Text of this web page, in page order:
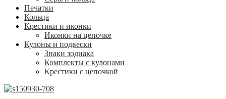
Печатки
Кольца
Крестики и иконки
Иконки на цепочке
Кулоны и подвески
Знаки зодиака
Комплекты с кулонами
Крестики с цепочкой